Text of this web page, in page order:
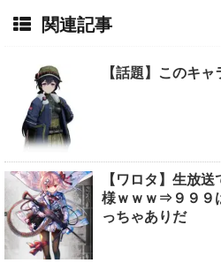
関連記事
【話題】このキ
【ワロタ】生放
様ｗｗｗ⇒９９９
っちゃありだ